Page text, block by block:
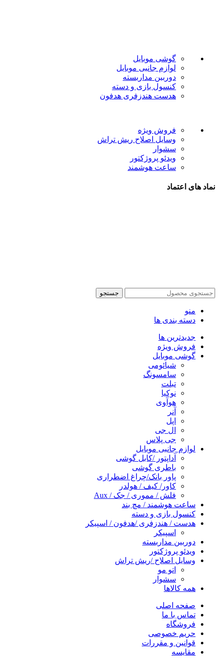
گوشی موبایل
لوازم جانبی موبایل
دوربین مداربسته
کنسول بازی و دسته
هدست هندزفری هدفون
فروش ویژه
وسایل اصلاح ریش تراش
سشوار
ویدئو پروژکتور
ساعت هوشمند
نماد های اعتماد
جستجو
منو
دسته بندی ها
جدیدترین ها
فروش ویژه
گوشی موبایل
شیائومی
سامسونگ
تبلت
نوکیا
هوآوی
آنر
اپل
ال جی
جی پلاس
لوازم جانبی موبایل
آداپتور /کابل گوشی
باطری گوشی
پاور بانک/چراغ اضطراری
کاور/ کیف / هولدر
فلش / مموری / جک / Aux
ساعت هوشمند / مچ بند
کنسول بازی و دسته
هدست / هندزفری /هدفون / اسپیکر
اسپیکر
دوربین مداربسته
ویدئو پروژکتور
وسایل اصلاح /ریش تراش
اتو مو
سشوار
همه کالاها
صفحه اصلی
تماس با ما
فروشگاه
حریم خصوصی
قوانین و مقررات
مقایسه